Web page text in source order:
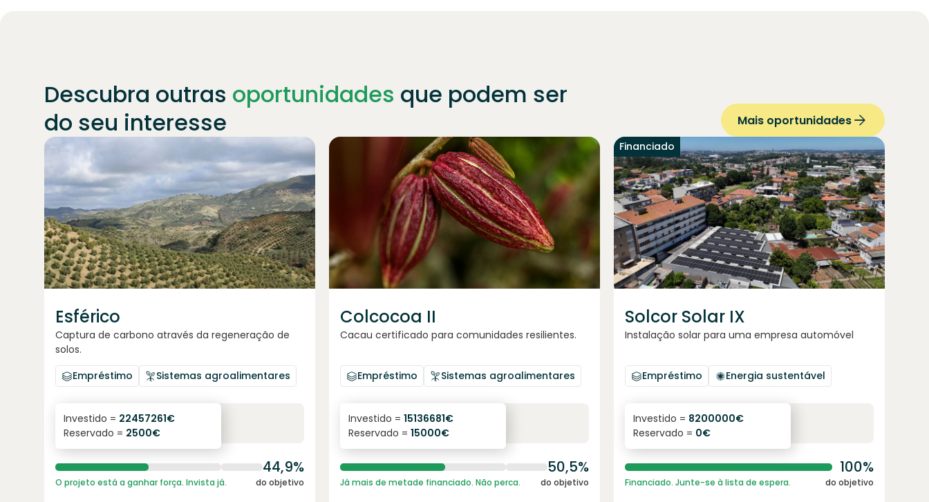
Descubra outras oportunidades que podem ser
do seu interesse
Mais oportunidades
Junte-se a
Esférico
Captura de carbono através da regeneração de
solos.
Empréstimo
Sistemas agroalimentares
6.3%
juro anual
Investido = 22457261€
Reservado = 2500€
44,9%
O projeto está a ganhar força. Invista já. do objetivo
investidores
Colcocoa II
Cacau certificado para comunidades resilientes.
Empréstimo Sistemas agroalimentares
6.1%
juro anual
Investido = 15136681€
Reservado = 15000€
50,5%
Já mais de metade financiado. Não perca. do objetivo
Financiado
Solcor Solar IX
Instalação solar para uma empresa automóvel
Empréstimo Energia sustentável
6.1%
juro anual
Investido = 8200000€
Reservado = 0€
100%
Financiado. Junte-se à lista de espera. do objetivo